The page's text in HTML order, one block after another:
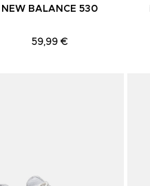
NEW BALANCE 530
59,99 €